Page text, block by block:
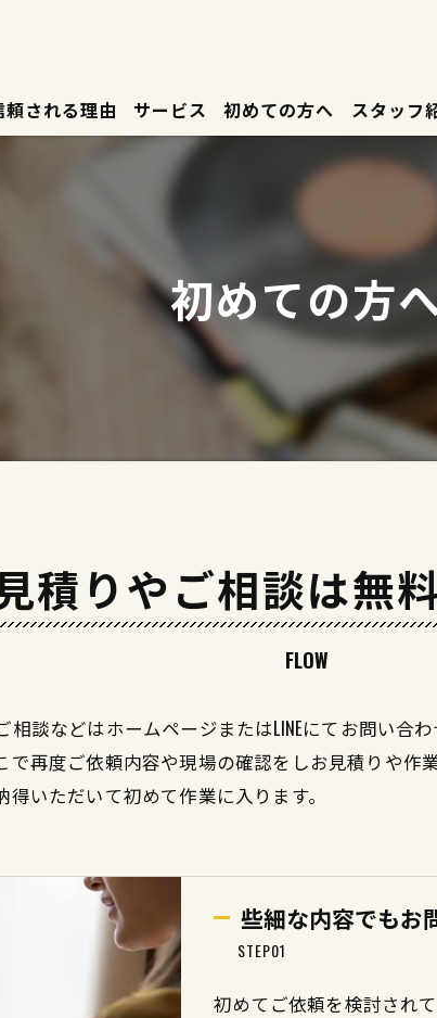
頼される理由 サービス 初めての方へ スタッフ
初めての方
積りやご相談は無
FLOW
談などはホームページまたはLINEにてお問い
再度ご依頼内容や現場の確認をしお見積りや作
いただいて初めて作業に入ります。
些細な内容でもお
STEP01
初めてご依頼を検討され